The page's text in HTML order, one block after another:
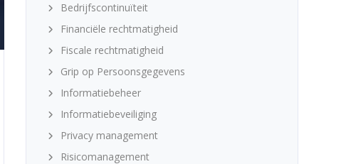
Bedrijfscontinuïteit
Financiële rechtmatigheid
Fiscale rechtmatigheid
Grip op Persoonsgegevens
Informatiebeheer
Informatiebeveiliging
Privacy management
Risicomanagement